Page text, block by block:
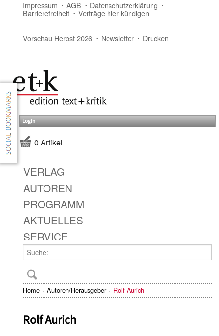
Impressum AGB Datenschutzerklärung
Barrierefreiheit Verträge hier kündigen
Vorschau Herbst 2026 Newsletter Drucken
Login
0 Artikel
VERLAG
AUTOREN
PROGRAMM
AKTUELLES
SERVICE
Home Autoren/Herausgeber Rolf Aurich
Rolf Aurich